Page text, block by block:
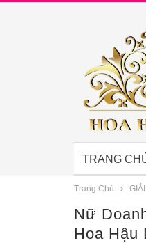
TRANG
Trang Chủ GIẢI
Nữ
Hoa Hậu